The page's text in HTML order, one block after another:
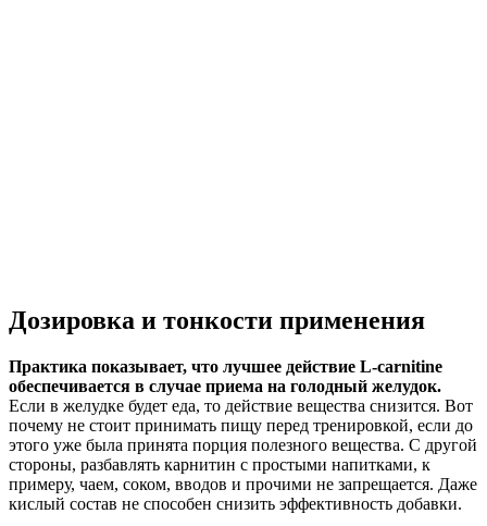
Дозировка и тонкости применения
Практика показывает, что лучшее действие L-carnitine
обеспечивается в случае приема на голодный желудок.
Если в желудке будет еда, то действие вещества снизится. Вот
почему не стоит принимать пищу перед тренировкой, если до
этого уже была принята порция полезного вещества. С другой
стороны, разбавлять карнитин с простыми напитками, к
примеру, чаем, соком, вводов и прочими не запрещается. Даже
кислый состав не способен снизить эффективность добавки.